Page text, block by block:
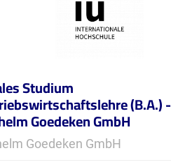
Studium
(B.A.) -
Goedeken GmbH
Goedeken GmbH